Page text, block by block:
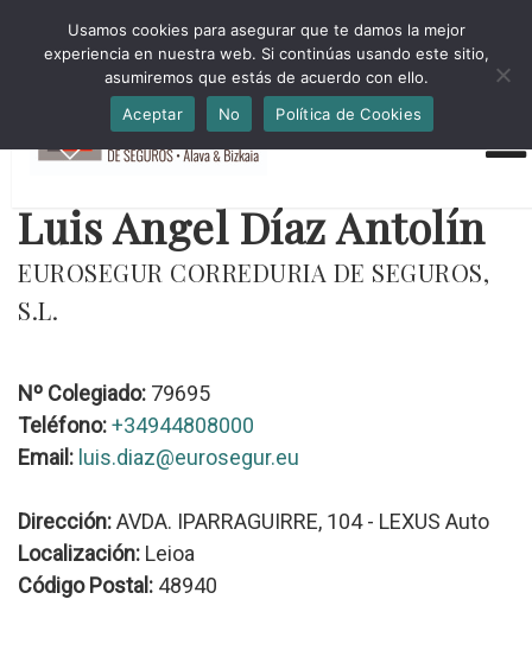
HORARIO INVIERNO Lun-Jue 09:00-16:30 Vier 9:00-14:00
administracion@cmsab.eus 94.442.43.43 Móvil y Whatsapp
688.889.170
Luis Angel Díaz Antolín
EUROSEGUR CORREDURIA DE SEGUROS,
S.L.
Nº Colegiado: 79695
Teléfono:+34944808000
Email: luis.diaz@eurosegur.eu
Dirección:AVDA. IPARRAGUIRRE, 104 - LEXUS Auto
Localización: Leioa
Código Postal: 48940
Usamos cookies para asegurar que te damos la mejor
experiencia en nuestra web. Si continúas usando este sitio,
asumiremos que estás de acuerdo con ello.
Aceptar
No Política de Cookies